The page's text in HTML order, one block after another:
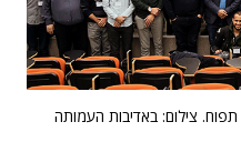
צילום: באדיבות העמותה